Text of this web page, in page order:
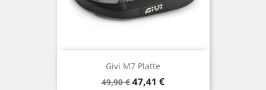
Givi M7 Platte
Verkaufspreis
49,90 € Preis
47,41 €